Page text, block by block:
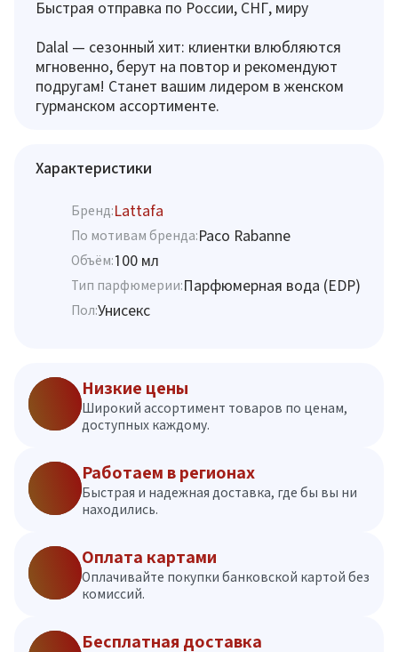
Быстрая отправка по России, СНГ, миру
Dalal — сезонный хит: клиентки влюбляются
мгновенно, берут на повтор и рекомендуют
подругам! Станет вашим лидером в женском
гурманском ассортименте.
Характеристики
Бренд:Lattafa
По мотивам бренда:Paco Rabanne
Объём:100 мл
Тип парфюмерии:Парфюмерная вода (EDP)
Пол:Унисекс
Низкие цены
Широкий ассортимент товаров по ценам,
доступных каждому.
Работаем в регионах
Быстрая и надежная доставка, где бы вы ни
находились.
Оплата картами
Оплачивайте покупки банковской картой без
комиссий.
Бесплатная доставка